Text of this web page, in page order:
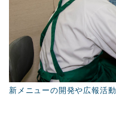
新メニューの開発や広報活